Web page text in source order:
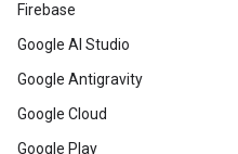
Firebase
Google AI Studio
Google Antigravity
Google Cloud
Google Play